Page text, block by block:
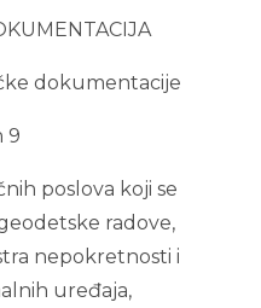
dokumentacije
9
poslova koji se
radove,
nepokretnosti i
uređaja,